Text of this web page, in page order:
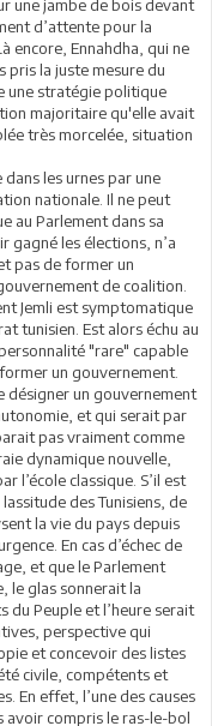
une jambe de bois devant
d’attente pour la
encore, Ennahdha, qui ne
pris la juste mesure du
une stratégie politique
majoritaire qu'elle avait
très morcelée, situation
les urnes par une
nationale. Il ne peut
au Parlement dans sa
gagné les élections, n’a
pas de former un
de coalition.
Jemli est symptomatique
tunisien. Est alors échu au
"rare" capable
un gouvernement.
désigner un gouvernement
et qui serait par
pas vraiment comme
dynamique nouvelle,
l’école classique. S’il est
lassitude des Tunisiens, de
la vie du pays depuis
En cas d’échec de
et que le Parlement
le glas sonnerait la
du Peuple et l’heure serait
perspective qui
et concevoir des listes
civile, compétents et
En effet, l’une des causes
avoir compris le ras-le-bol